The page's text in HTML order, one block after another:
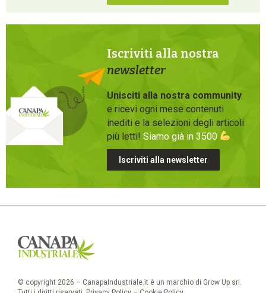
Iscriviti alla nostra
newsletter
Unisciti alla nostra community
e ricevi ogni mese contenuti
inediti e la selezioni degli articoli
più letti! Siamo già in 3500
Iscriviti alla newsletter
© copyright 2026 – CanapaIndustriale.it è un marchio di Grow Up srl.